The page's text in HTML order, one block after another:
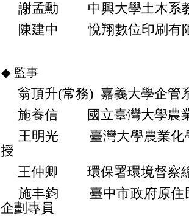
謝孟勳
中興大學土木系
陳建中
悅翔數位印刷有
◆ 監事
翁頂升(常務) 嘉義大學企管
施養信
國立臺灣大學農
王明光
臺灣大學農業
授
王仲卿
環保署環境督察
施丰鈞
臺中市政府原
企劃專員